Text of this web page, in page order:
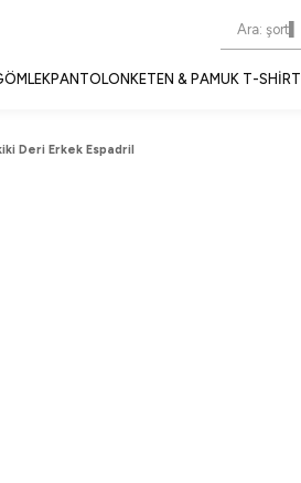
PANTOLON KETEN & PAMUK T-SHIRT
Deri Erkek Espadril